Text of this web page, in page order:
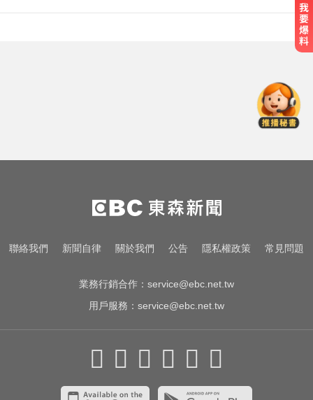
女性罹難
寬魚營收衰退 「點名王心凌、楊丞
琳」網笑翻：太誠實
俄軍空襲烏克蘭首都基輔及周邊區
聯絡我們 新聞自律 關於我們 公告 隱私權政策 常見問題
業務行銷合作： service@ebc.net.tw
用戶服務： service@ebc.net.tw